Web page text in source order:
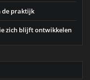
de praktijk
zich blijft ontwikkelen